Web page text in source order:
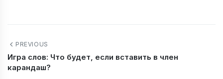
PREVIOUS
Игра слов: Что будет, если вставить в член
карандаш?